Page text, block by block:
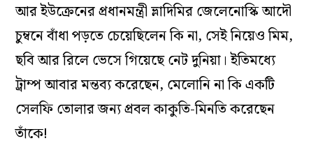
আর ইউক্রেনের প্রধানমন্ত্রী ভ্লাদিমির জেলেনোস্কি আদৌ
চুম্বনে বাঁধা পড়তে চেয়েছিলেন কি না, সেই নিয়েও মিম,
ছবি আর রিলে ভেসে গিয়েছে নেট দুনিয়া। ইতিমধ্যে
ট্রাম্প আবার মন্তব্য করেছেন, মেলোনি না কি একটি
সেলফি তোলার জন্য প্রবল কাকুতি-মিনতি করেছেন
তাঁকে!